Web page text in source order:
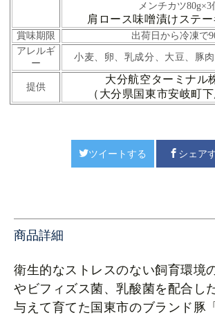
メンチカツ80g×3
肩ロース味噌漬けステー
賞味期限
出荷日から冷凍で
アレルギ
ー
小麦、卵、乳成分、大豆、豚
提供
大分航空ターミナル
（大分県国東市安岐町下
ツイートする シェア
商品詳細
衛生的なストレスのない飼育環境
やビフィズス菌、乳酸菌を配合し
与えて育てた国東市のブランド豚